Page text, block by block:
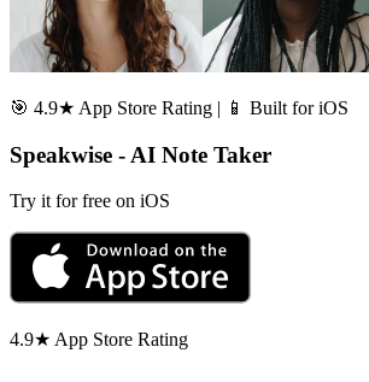
🎯 4.9★ App Store Rating | 📱 Built for iOS
Speakwise - AI Note Taker
Try it for free on iOS
4.9★ App Store Rating